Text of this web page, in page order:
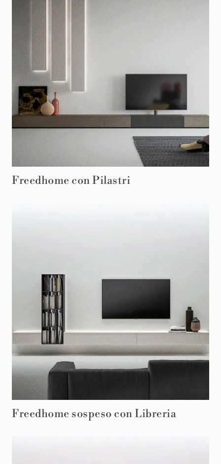
Freedhome con Pilastri
Freedhome sospeso con Libreria